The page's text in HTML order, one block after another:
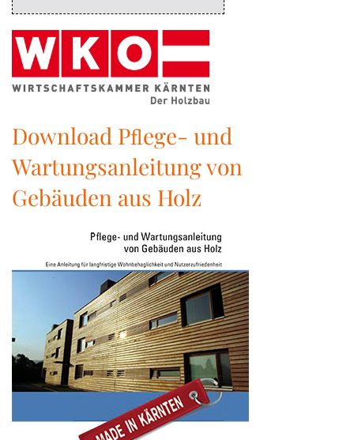
Download Pﬂege- und
Wartungsanleitung von
Gebäuden aus Holz